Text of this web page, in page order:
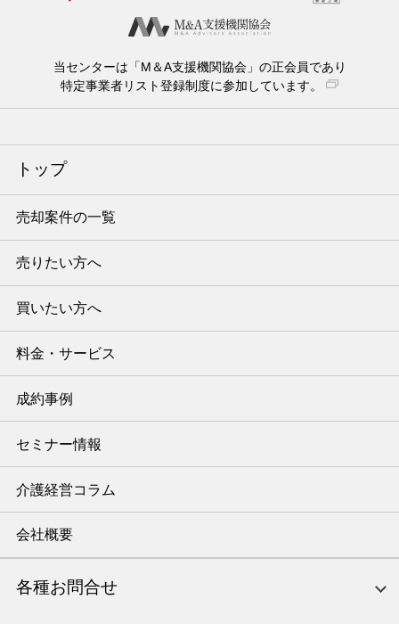
当センターは「M＆A支援機関協会」の正会員であり
特定事業者リスト登録制度に参加しています。
トップ
売却案件の一覧
売りたい方へ
買いたい方へ
料金・サービス
成約事例
セミナー情報
介護経営コラム
会社概要
各種お問合せ